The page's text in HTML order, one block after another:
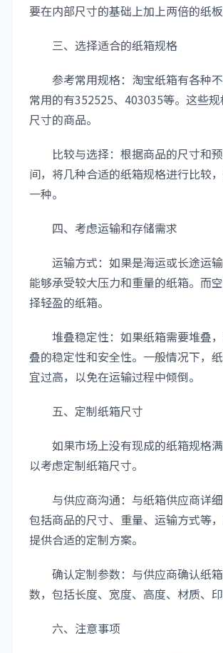
要在内部尺寸的基础上加上两倍的纸板
三、选择适合的纸箱规格
参考常用规格：淘宝纸箱有各种不
常用的有352525、403035等。这些
尺寸的商品。
比较与选择：根据商品的尺寸和
间，将几种合适的纸箱规格进行比较
一种。
四、考虑运输和存储需求
运输方式：如果是海运或长途运
能够承受较大压力和重量的纸箱。而
择轻盈的纸箱。
堆叠稳定性：如果纸箱需要堆叠
叠的稳定性和安全性。一般情况下，
宜过高，以免在运输过程中倾倒。
五、定制纸箱尺寸
如果市场上没有现成的纸箱规格
以考虑定制纸箱尺寸。
与供应商沟通：与纸箱供应商详细
包括商品的尺寸、重量、运输方式等
提供合适的定制方案。
确认定制参数：与供应商确认纸
数，包括长度、宽度、高度、材质、印
六、注意事项